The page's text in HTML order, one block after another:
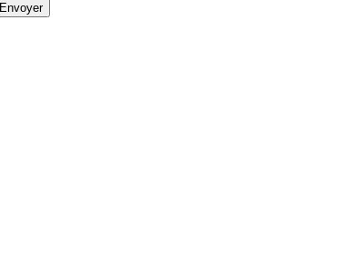
Envoyer